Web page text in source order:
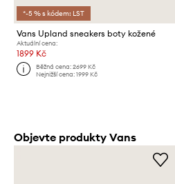
*-5 % s kódem: LST
Vans Upland sneakers boty kožené
Aktuální cena:
1899 Kč
Běžná cena:2699 Kč
Nejnižší cena:1999 Kč
Objevte produkty Vans